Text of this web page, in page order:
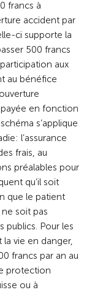
francs à
accident par
ci supporte la
500 francs
aux
au bénéfice
en fonction
s’applique
l’assurance
frais, au
préalables pour
qu’il soit
que le patient
soit pas
publics. Pour les
vie en danger,
francs par an au
protection
ou à